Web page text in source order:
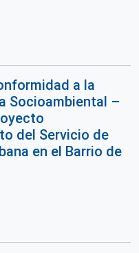
a la
Socioambiental –
del Servicio de
en el Barrio de